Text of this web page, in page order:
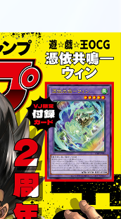
アす
る
ェア
する
くる